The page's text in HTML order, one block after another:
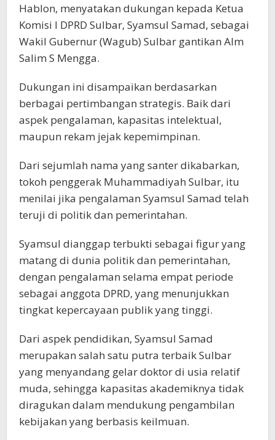
Hablon, menyatakan dukungan kepada Ketua
Komisi I DPRD Sulbar, Syamsul Samad, sebagai
Wakil Gubernur (Wagub) Sulbar gantikan Alm
Salim S Mengga.
Dukungan ini disampaikan berdasarkan
berbagai pertimbangan strategis. Baik dari
aspek pengalaman, kapasitas intelektual,
maupun rekam jejak kepemimpinan.
Dari sejumlah nama yang santer dikabarkan,
tokoh penggerak Muhammadiyah Sulbar, itu
menilai jika pengalaman Syamsul Samad telah
teruji di politik dan pemerintahan.
Syamsul dianggap terbukti sebagai figur yang
matang di dunia politik dan pemerintahan,
dengan pengalaman selama empat periode
sebagai anggota DPRD, yang menunjukkan
tingkat kepercayaan publik yang tinggi.
Dari aspek pendidikan, Syamsul Samad
merupakan salah satu putra terbaik Sulbar
yang menyandang gelar doktor di usia relatif
muda, sehingga kapasitas akademiknya tidak
diragukan dalam mendukung pengambilan
kebijakan yang berbasis keilmuan.